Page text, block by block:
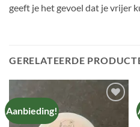
geeft je het gevoel dat je vrijer
GERELATEERDE
Aanbieding!
TOEVOEGEN